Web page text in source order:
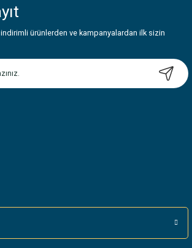
için teşekkür ederiz.
bozuk veya görüntülenemiyor.
eksik bilgiler bulunuyor.
bulunuyor.
alternatifler olmalı.
ürünlerden ve kampanyalardan ilk sizin